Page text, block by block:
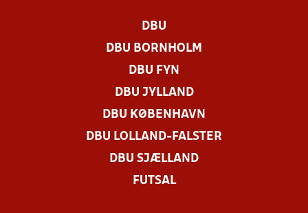
DBU
DBU BORNHOLM
DBU FYN
DBU JYLLAND
DBU KØBENHAVN
DBU LOLLAND-FALSTER
DBU SJÆLLAND
FUTSAL